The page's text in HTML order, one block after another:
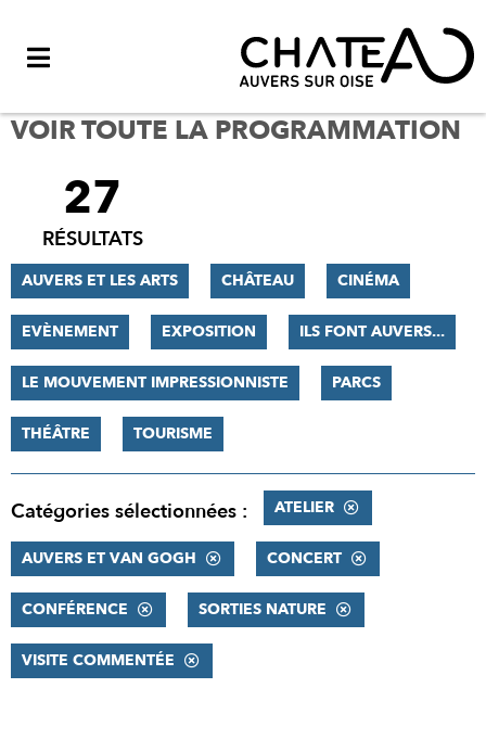
VOIR TOUTE LA PROGRAMMATION
FILTRER
RÉSULTATS
27
RÉSULTATS
AUVERS ET LES ARTS CHÂTEAU CINÉMA
EVÈNEMENT EXPOSITION ILS FONT AUVERS...
LE MOUVEMENT IMPRESSIONNISTE PARCS
THÉÂTRE TOURISME
Catégories sélectionnées : ATELIER
AUVERS ET VAN GOGH CONCERT
CONFÉRENCE SORTIES NATURE
VISITE COMMENTÉE